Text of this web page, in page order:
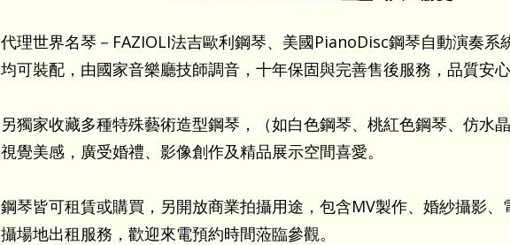
代理世界名琴－FAZIOLI法吉歐利鋼琴、美國PianoDisc鋼琴自動演奏系
均可裝配，由國家音樂廳技師調音，十年保固與完善售後服務，品質安
另獨家收藏多種特殊藝術造型鋼琴，（如白色鋼琴、桃紅色鋼琴、仿水
視覺美感，廣受婚禮、影像創作及精品展示空間喜愛。
鋼琴皆可租賃或購買，另開放商業拍攝用途，包含MV製作、婚紗攝影、
攝場地出租服務，歡迎來電預約時間蒞臨參觀。